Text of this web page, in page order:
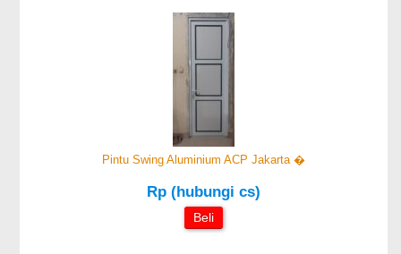
Pintu Swing Aluminium ACP Jakarta �
Rp (hubungi cs)
Beli